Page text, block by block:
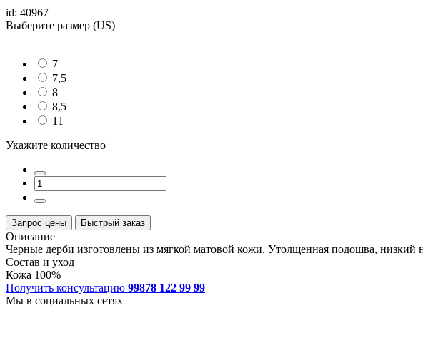
id: 40967
Выберите размер (US)
7
7,5
8
8,5
11
Укажите количество
Запрос цены Быстрый заказ
Описание
Черные дерби изготовлены из мягкой матовой кожи. Утолщенная подошва,
Состав и уход
Кожа 100%
Получить консультацию 99878 122 99 99
Мы в социальных сетях